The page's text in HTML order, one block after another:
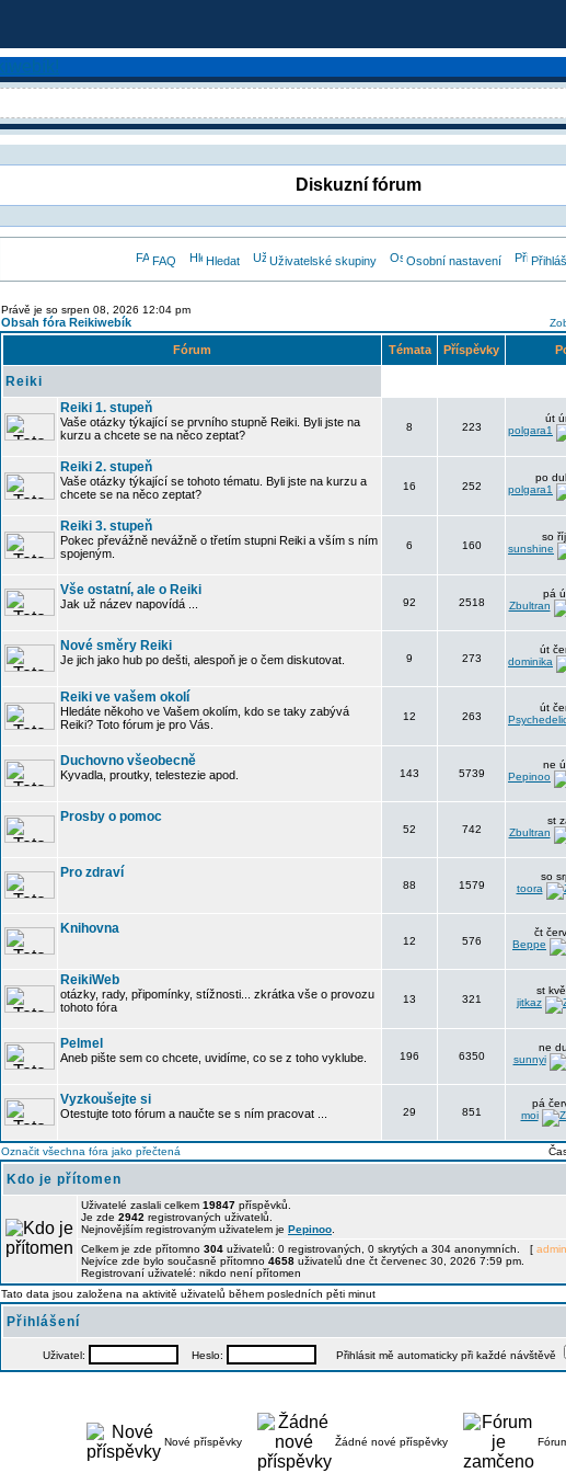
Diskuzní fórum
FAQ Hledat Uživatelské skupiny Osobní nastavení
Právě je so srpen 08, 2026 12:04 pm
Obsah fóra Reikiwebík
Fórum Témata Příspěvky
Reiki
Reiki 1. stupeň
Vaše otázky týkající se prvního stupně Reiki. Byli jste na
kurzu a chcete se na něco zeptat?
8 223
út
polgara1
Reiki 2. stupeň
Vaše otázky týkající se tohoto tématu. Byli jste na kurzu a
chcete se na něco zeptat?
16 252
po
polgara1
Reiki 3. stupeň
Pokec převážně nevážně o třetím stupni Reiki a vším s ním
spojeným.
6 160
so
sunshine
Vše ostatní, ale o Reiki
Jak už název napovídá ... 92 2518
pá
Zbultran
Nové směry Reiki
Je jich jako hub po dešti, alespoň je o čem diskutovat. 9 273
út
dominika
Reiki ve vašem okolí
Hledáte někoho ve Vašem okolím, kdo se taky zabývá
Reiki? Toto fórum je pro Vás.
12 263
út
Duchovno všeobecně
Kyvadla, proutky, telestezie apod. 143 5739
ne
Pepinoo
Prosby o pomoc
52 742
st
Zbultran
Pro zdraví
88 1579
so
toora
Knihovna
12 576
čt
Beppe
ReikiWeb
otázky, rady, připomínky, stížnosti... zkrátka vše o provozu
tohoto fóra
13 321
st
jitkaz
Pelmel
Aneb pište sem co chcete, uvidíme, co se z toho vyklube. 196 6350
ne
sunnyi
Vyzkoušejte si
Otestujte toto fórum a naučte se s ním pracovat ... 29 851
pá
moi
Označit všechna fóra jako přečtená
Kdo je přítomen
Uživatelé zaslali celkem 19847 příspěvků.
Je zde 2942 registrovaných uživatelů.
Nejnovějším registrovaným uživatelem je Pepinoo
Celkem je zde přítomno 304 uživatelů: 0 registrovaných, 0 skrytých a 304 anonymních. [
Nejvíce zde bylo současně přítomno 4658 uživatelů dne čt červenec 30, 2026 7:59 pm.
Registrovaní uživatelé: nikdo není přítomen
Tato data jsou založena na aktivitě uživatelů během posledních pěti minut
Přihlášení
Uživatel: Heslo: Přihlásit mě automaticky při každé návštěvě
Nové příspěvky Žádné nové příspěvky